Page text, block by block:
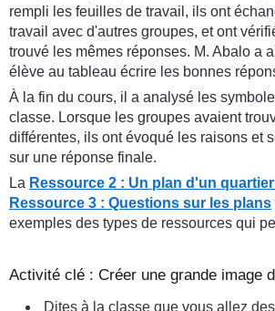
rempli les feuilles de travail, ils ont
travail avec d'autres groupes, et ont
trouvé les mêmes réponses. M. Abalo a
élève au tableau écrire les bonnes
À la fin du cours, il a analysé les
classe. Lorsque les groupes avaient
différentes, ils ont évoqué les raisons et
sur une réponse finale.
La Ressource 2 : Un plan d'un
Ressource 3 : Questions sur les plans
exemples des types de ressources qui
Activité clé : Créer une grande image
Dites à la classe que vous allez